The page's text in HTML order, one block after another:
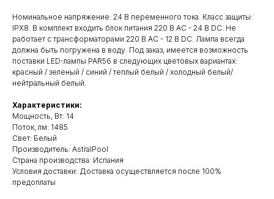
Номинальное напряжение: 24 В переменного тока. Класс защиты:
IPX8. В комплект входить блок питания 220 В AC - 24 В DC. Не
работает с трансформаторами 220 В AC - 12 В DC. Лампа всегда
должна быть погружена в воду. Под заказ, имеется возможность
поставки LED-лампы PAR56 в следующих цветовых вариантах:
красный / зеленый / синий / теплый белый / холодный белый/
нейтральный белый.
Характеристики:
Мощность, Вт: 14
Поток, лм: 1485
Свет: Белый
Производитель: AstralPool
Cтрана производства: Испания
Условия доставки: Доставка осуществляется после 100%
предоплаты